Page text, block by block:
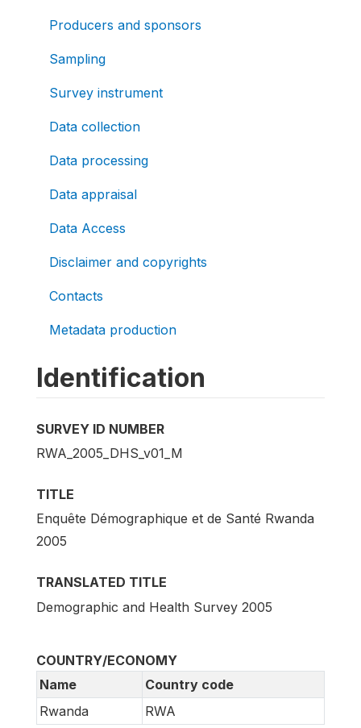
Producers and sponsors
Sampling
Survey instrument
Data collection
Data processing
Data appraisal
Data Access
Disclaimer and copyrights
Contacts
Metadata production
Identification
SURVEY ID NUMBER
RWA_2005_DHS_v01_M
TITLE
Enquête Démographique et de Santé Rwanda
2005
TRANSLATED TITLE
Demographic and Health Survey 2005
COUNTRY/ECONOMY
Name
Country code
Rwanda
RWA